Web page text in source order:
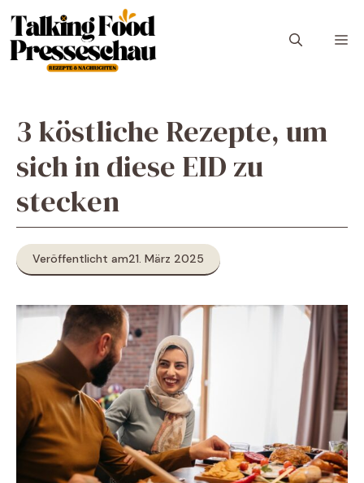
Inhalt
springen
3 köstliche Rezepte, um
sich in diese EID zu
stecken
Veröffentlicht am21. März 2025